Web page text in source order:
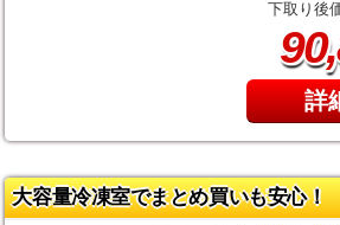
下取り後
90,
詳
大容量冷凍室でまとめ買いも安心！